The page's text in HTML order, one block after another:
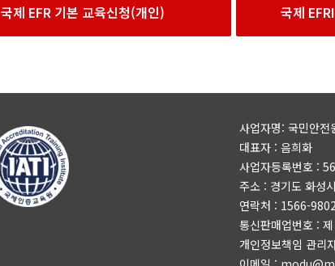
국제 EFR 기본 교육신청(개인) 국제
사업자명: 국민안전
대표자 : 음희화
사업자등록번호 :
주소 : 경기도 화성
연락처 : 1566-9802
통신판매업번호 :
개인정보책임 관리